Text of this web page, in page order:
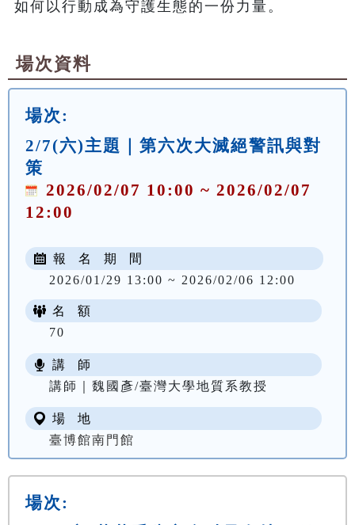
如何以行動成為守護生態的一份力量。
場次資料
場次:
2/7(六)主題｜第六次大滅絕警訊與對
策
2026/02/07 10:00 ~ 2026/02/07
12:00
報 名 期 間
2026/01/29 13:00 ~ 2026/02/06 12:00
名 額
70
講 師
講師｜魏國彥/臺灣大學地質系教授
場 地
臺博館南門館
場次: